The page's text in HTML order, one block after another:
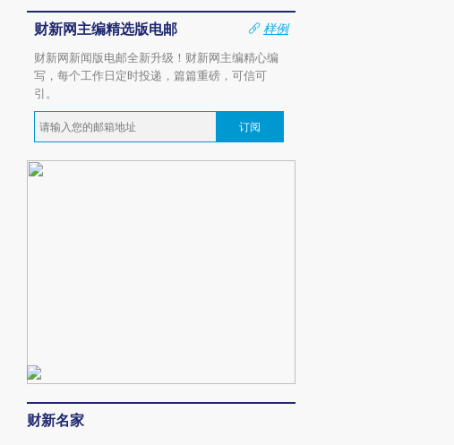
财新网主编精选版电邮
样例
财新网新闻版电邮全新升级！财新网主编精心编
写，每个工作日定时投递，篇篇重磅，可信可
引。
订阅
财新名家